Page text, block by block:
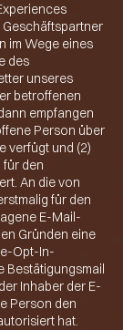
Geschäftspartner
im Wege eines
des
unseres
betroffenen
empfangen
Person über
verfügt und (2)
den
An die von
für den
E-Mail-
Gründen eine
Opt-In-
Bestätigungsmail
Inhaber der E-
Person den
hat.